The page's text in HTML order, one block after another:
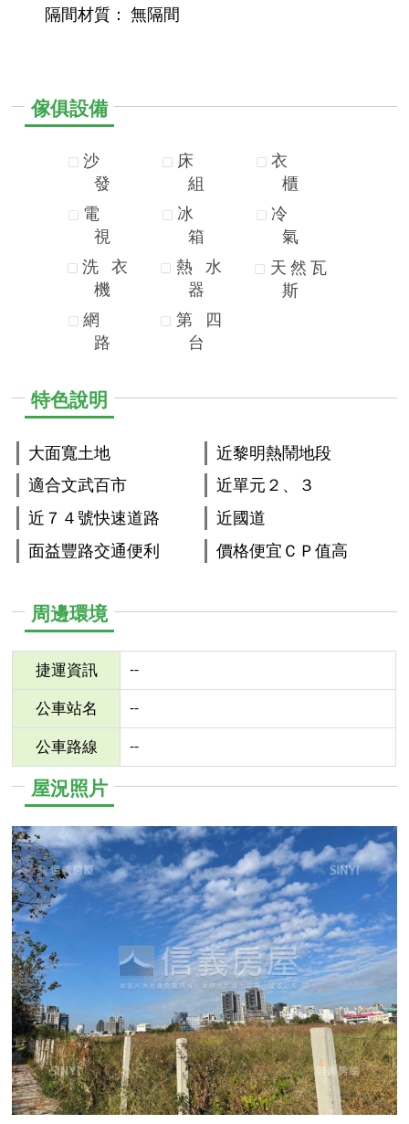
隔間材質：
無隔間
傢俱設備
沙
發
電
視
洗
衣
機
網
路
床
組
冰
箱
熱
水
器
第
四
台
衣
櫃
冷
氣
天 然 瓦
斯
特色說明
大面寬土地
適合文武百市
近７４號快速道路
面益豐路交通便利
近黎明熱鬧地段
近單元２、３
近國道
價格便宜ＣＰ值高
周邊環境
捷運資訊 --
公車站名 --
公車路線 --
屋況照片